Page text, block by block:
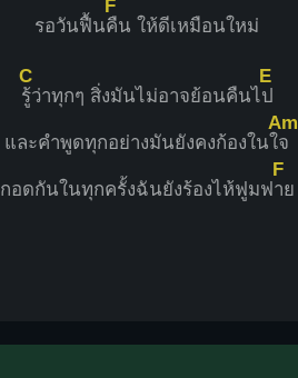
รอวันฟื้น
F
คืน ให้ดีเหมือนใหม่
C
รู้ว่าทุกๆ สิ่งมันไม่อาจย้อนคืนไ
E
ป
และคำพูดทุกอย่างมันยังคงก้องในใ
Am
จ
กอดกันในทุกครั้งฉันยังร้องไห้ฟูมฟ
F
าย